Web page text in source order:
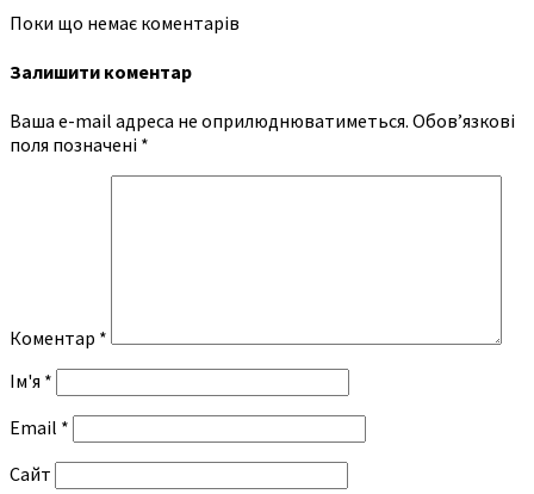
Поки що немає коментарів
Залишити коментар
Ваша e-mail адреса не оприлюднюватиметься. Обов’язкові
поля позначені *
Коментар *
Ім'я *
Email *
Сайт